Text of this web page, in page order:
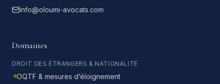
info@oloumi-avocats.com
Domaines
DROIT DES ÉTRANGERS & NATIONALITÉ
OQTF & mesures d’éloignement